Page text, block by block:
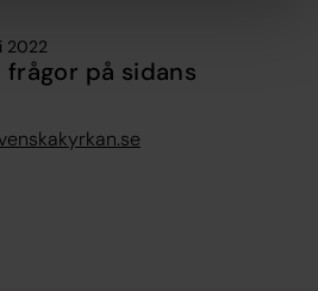
2022
på sidans